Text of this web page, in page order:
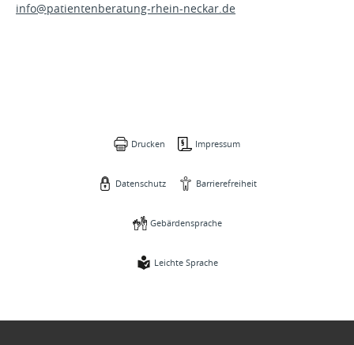
info@patientenberatung-rhein-neckar.de
Drucken Impressum
Datenschutz Barrierefreiheit
Gebärdensprache
Leichte Sprache